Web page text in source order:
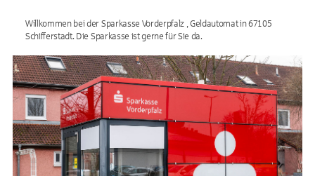
Willkommen bei der Sparkasse Vorderpfalz , Geldautomat in 67105
Schifferstadt. Die Sparkasse ist gerne für Sie da.